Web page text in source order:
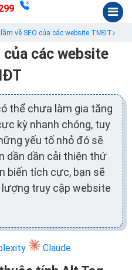
về SEO của các website TMĐT
của các website
thể chưa làm gia tăng
kỳ nhanh chóng, tuy
yếu tố nhỏ đó sẽ
dần dần cải thiện thứ
biến tích cực, bạn sẽ
truy cập website
Claude